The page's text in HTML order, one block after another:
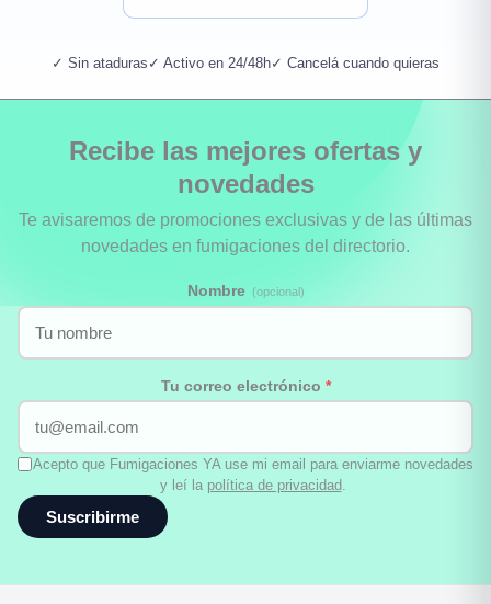
✓ Sin ataduras ✓ Activo en 24/48h✓ Cancelá cuando quieras
Recibe las mejores ofertas y
novedades
Te avisaremos de promociones exclusivas y de las últimas
novedades en fumigaciones del directorio.
Nombre (opcional)
Tu correo electrónico *
Acepto que Fumigaciones YA use mi email para enviarme novedades
y leí la política de privacidad.
Suscribirme